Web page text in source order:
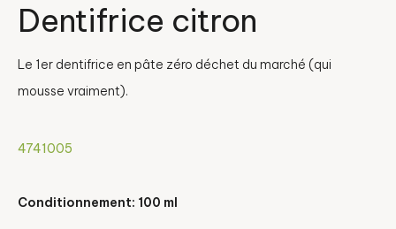
Dentifrice citron
Le 1er dentifrice en pâte zéro déchet du marché (qui
mousse vraiment).
4741005
Conditionnement: 100 ml